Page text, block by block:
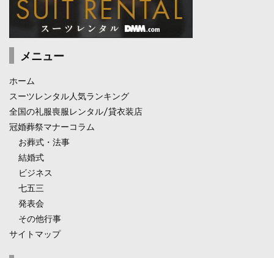
メニュー
ホーム
スーツレンタル人気ランキング
全国の礼服喪服レンタル/貸衣装店
冠婚葬祭マナーコラム
お葬式・法事
結婚式
ビジネス
七五三
発表会
その他行事
サイトマップ